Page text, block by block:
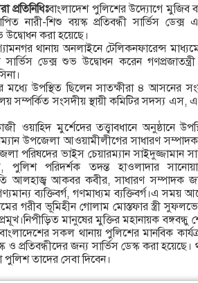
বাংলাদেশ পুলিশের উদ্যোগে মুজিব
নারী-শিশু বয়স্ক প্রতিবন্ধী সার্ভিস ডেক্স
উদ্বোধন করা হয়েছে।
থানায় অনলাইনে টেলিকনফারেন্স
সার্ভিস ডেক্স শুভ উদ্বোধন করেন
মধ্যে উপস্থিত ছিলেন সাতক্ষীরা ৪ আসনের
সম্পর্কিত সংসদীয় স্থায়ী কমিটির সদস্য
ওয়াহিদ মুর্শেদের তত্ত্বাবধানে অনুষ্ঠানে
উপজেলা আওয়ামীলীগের সাধারণ
পরিষদের ভাইস চেয়ারম্যান সাইদুজ্জামান
পুলিশ পরিদর্শক তদন্ত হাওলাদার
আলহাজ্ব আকবর কবীর, সাধারণ সম্পাদক
গণ্যমান্য ব্যক্তিবর্গ, গণমাধ্যম ব্যক্তিবর্গ।এ সময়
গরীব ভূমিহীন গোলাম মোস্তফার স্ত্রী
মানুষের মুক্তির মহানায়ক বঙ্গবন্ধু
সকল থানায় পুলিশের মানবিক
ও প্রতিবন্ধীদের জন্য সার্ভিস ডেস্ক করা হয়েছে।
তাদের সেবা দিবেন।